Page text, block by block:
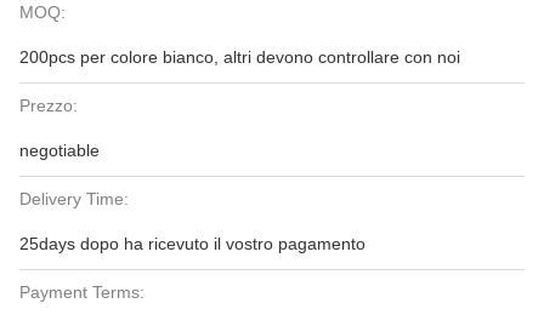
MOQ:
200pcs per colore bianco, altri devono controllare con noi
Prezzo:
negotiable
Delivery Time:
25days dopo ha ricevuto il vostro pagamento
Payment Terms: